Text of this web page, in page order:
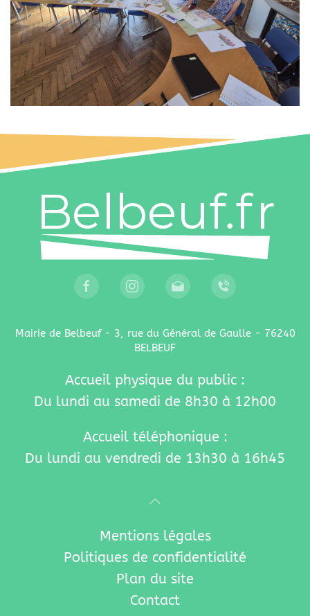
Mairie de Belbeuf - 3, rue du Général de Gaulle - 76240
BELBEUF
Accueil physique du public :
Du lundi au samedi de 8h30 à 12h00
Accueil téléphonique :
Du lundi au vendredi de 13h30 à 16h45
Mentions légales
Politiques de confidentialité
Plan du site
Contact